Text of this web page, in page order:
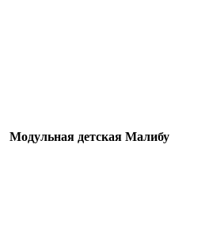
Модульная детская Малибу